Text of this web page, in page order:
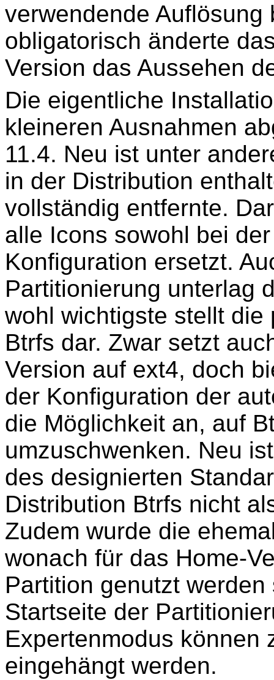
verwendende
obligatorisch änderte
Version das Aussehen
Die eigentliche
kleineren Ausnahmen
11.4. Neu ist unter
in der Distribution
vollständig entfernte.
alle Icons sowohl bei
Konfiguration ersetzt.
Partitionierung unterlag
wohl wichtigste stellt
Btrfs dar. Zwar setzt
Version auf ext4, doch
der Konfiguration der
die Möglichkeit an, auf
umzuschwenken. Neu
des designierten
Distribution Btrfs nicht
Zudem wurde die
wonach für das Home-
Partition genutzt
Startseite der
Expertenmodus können
eingehängt werden.